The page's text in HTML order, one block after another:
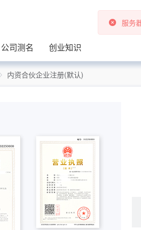
公司测名 创业知识
内资合伙企业注册(默认)